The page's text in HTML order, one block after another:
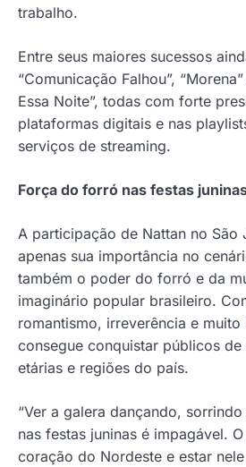
trabalho.
Entre seus maiores sucessos
“Comunicação Falhou”,
Essa Noite”, todas com forte
plataformas digitais e nas
serviços de streaming.
Força do forró nas festas
A participação de Nattan no São
apenas sua importância no
também o poder do forró e da
imaginário popular brasileiro.
romantismo, irreverência e
consegue conquistar públicos
etárias e regiões do país.
“Ver a galera dançando,
nas festas juninas é impagável.
coração do Nordeste e estar